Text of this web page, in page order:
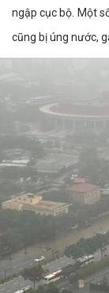
ngập cục bộ. Một
cũng bị úng nước,